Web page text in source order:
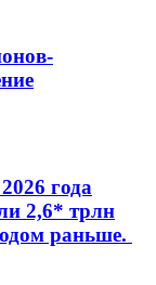
года
2,6* трлн
раньше.